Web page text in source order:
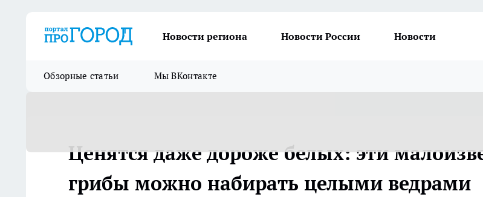
Новости региона Новости России Новости
Обзорные статьи Мы ВКонтакте
Ценятся даже дороже белых: эти
грибы можно набирать целыми ведрами